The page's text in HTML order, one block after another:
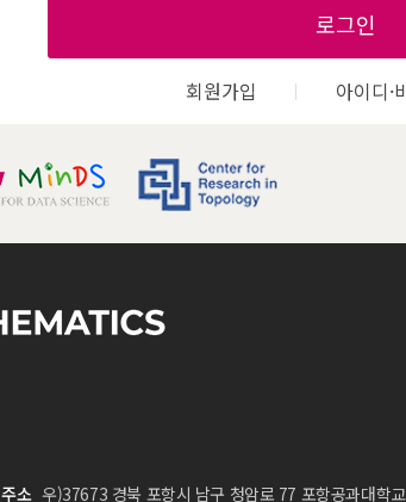
로그인
회원가입 아이디·
주소 우)37673 경북 포항시 남구 청암로 77 포항공과대학